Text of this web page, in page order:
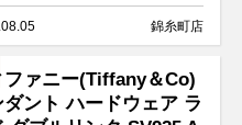
錦糸町店
ファニー(Tiffany＆Co)
ダント ハードウェア ラ